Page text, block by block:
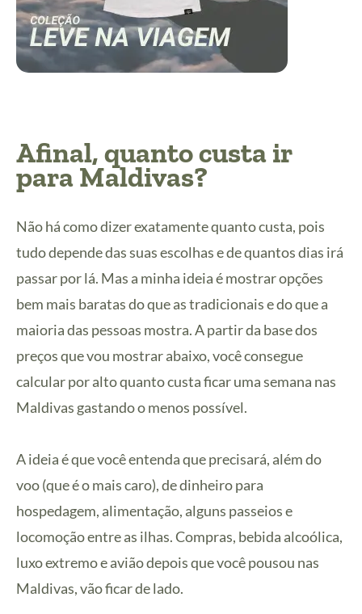
Afinal, quanto custa ir
para Maldivas?
Não há como dizer exatamente quanto custa, pois
tudo depende das suas escolhas e de quantos dias irá
passar por lá. Mas a minha ideia é mostrar opções
bem mais baratas do que as tradicionais e do que a
maioria das pessoas mostra. A partir da base dos
preços que vou mostrar abaixo, você consegue
calcular por alto quanto custa ficar uma semana nas
Maldivas gastando o menos possível.
A ideia é que você entenda que precisará, além do
voo (que é o mais caro), de dinheiro para
hospedagem, alimentação, alguns passeios e
locomoção entre as ilhas. Compras, bebida alcoólica,
luxo extremo e avião depois que você pousou nas
Maldivas, vão ficar de lado.